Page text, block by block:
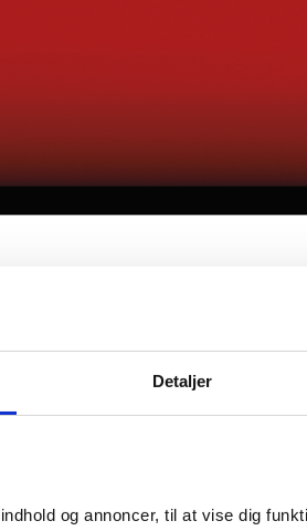
Detaljer
og annoncer, til at vise dig
på Hotel Højgaarden,
kl. 18.00